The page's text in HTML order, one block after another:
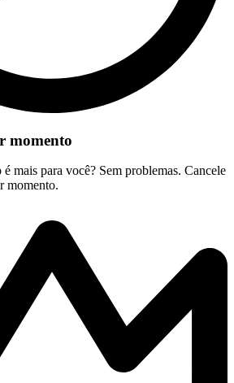
momento
é mais para você? Sem problemas. Cancele
momento.